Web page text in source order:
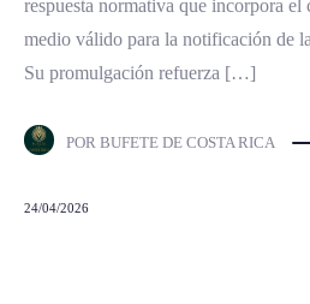
respuesta normativa que incorpora
medio válido para la notificación de
Su promulgación refuerza […]
POR BUFETE DE COSTA RICA
24/04/2026